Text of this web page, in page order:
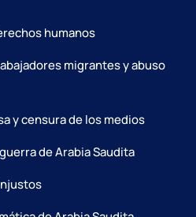
humanos
migrantes y abuso
y censura de los medios
de Arabia Saudita